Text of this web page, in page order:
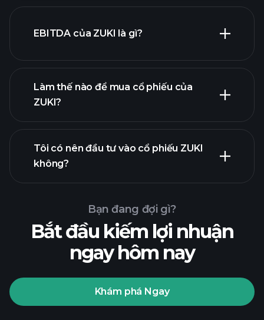
nhà tuyển dụng lớn nhất
EBITDA của ZUKI là gì?
báo cáo tài chính
Làm thế nào để mua cổ phiếu của
ZUKI?
Playtrade
Tournaments
nhà môi
Tôi có nên đầu tư vào cổ phiếu ZUKI
không?
Bạn đang đợi gì?
Bắt đầu kiếm lợi nhuận
ngay hôm nay
Khám phá Ngay